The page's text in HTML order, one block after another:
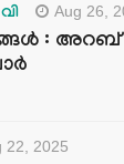
Aug 26,
: അറബ്
22, 2025